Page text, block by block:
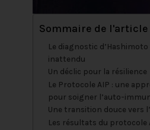
Sommaire de l'article
Le diagnostic
inattendu
Un déclic pour la résilience
Le Protocole AIP : une
pour soigner l’auto-
Une transition douce vers
Les résultats du protocole